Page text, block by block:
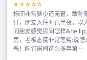
★☆☆☆☆
标间非常狭小还无窗，敢称
订，朋友入住时已半夜，以
问朋友感觉房间怎样
房，老板态度非常恶劣:说
恶！网订房间这么多年第一